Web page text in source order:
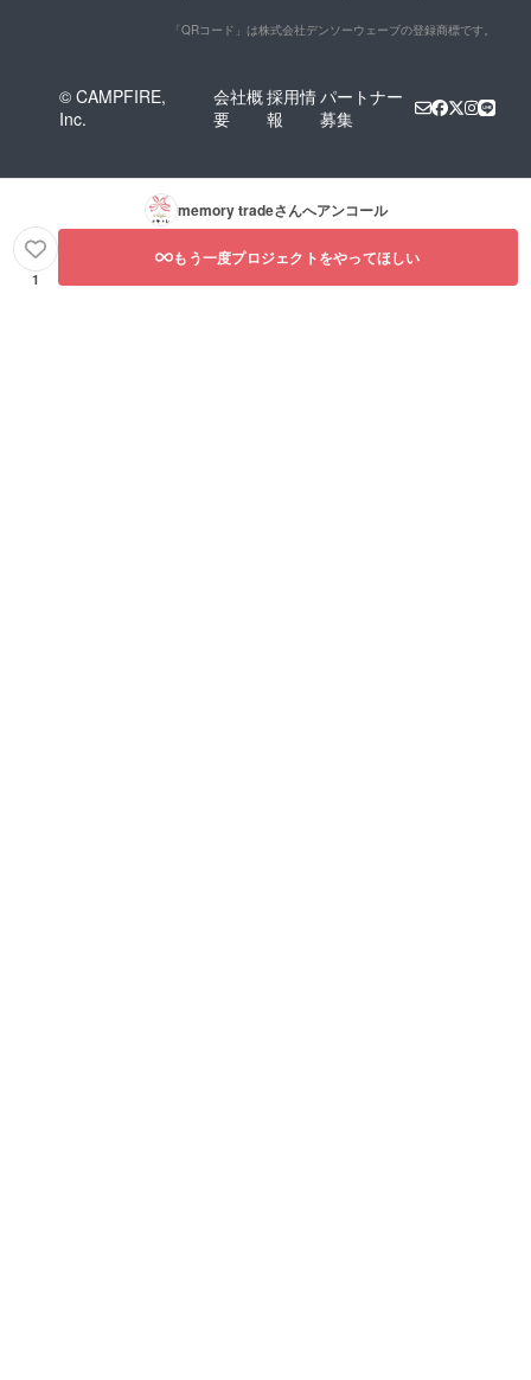
「QRコード」は株式会社デンソーウェーブの登録商標です。
© CAMPFIRE,
Inc.
会社概
要
採用情
報
パートナー
募集
memory tradeさんへアンコール
1
もう一度プロジェクトをやってほしい